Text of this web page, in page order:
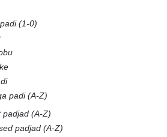
(1-0)
padi (A-Z)
padjad (A-Z)
padjad (A-Z)